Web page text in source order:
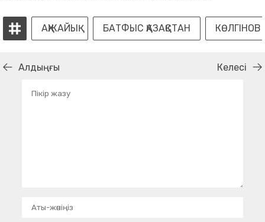
АҚЖАЙЫҚ БАТФЫС ҚАЗАҚСТАН КӨЛГІНОВ
Алдыңғы Келесі